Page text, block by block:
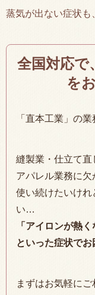
蒸気が出ない症状
全国対応で
を
「直本工業」の
縫製業・仕立て直
アパレル業務に欠
使い続けたいけ
い…
「アイロンが熱
といった症状で
まずはお気軽にご